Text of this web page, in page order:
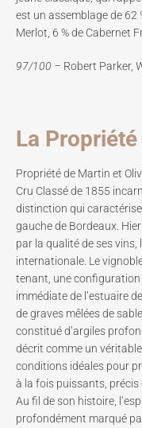
est un assemblage de 62
Merlot, 6 % de Cabernet
97/100 – Robert Parker,
La Propriété
Propriété de Martin et
Cru Classé de 1855
distinction qui
gauche de Bordeaux.
par la qualité de ses
internationale. Le
tenant, une configuration
immédiate de l’estuaire
de graves mêlées de
constitué d’argiles
décrit comme un
conditions idéales pour
à la fois puissants, précis
Au fil de son histoire,
profondément marqué